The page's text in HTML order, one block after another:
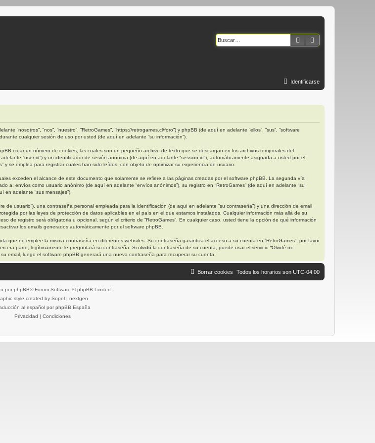
Buscar
Identificarse
“nosotros”, “nos”, “nuestro”, “RetroGames”, “https://retrogames.cl/foro”) y phpBB (de aquí en adelante “ellos”, “sus”, “software
cualquier sesión de uso por usted (de aquí en adelante “su información”).
crear un número de cookies, las cuales son un pequeño archivo de texto que se descargan en los archivos temporales del
“user-id”) y un identificador de sesión anónima (de aquí en adelante “session-id”), automáticamente asignada a usted por el
se emplea para registrar cuales han sido leídos, con objeto de optimizar su experiencia de usuario.
exceden el alcance de este documento que solamente se refiere a las páginas creadas por el software phpBB. La segunda vía
a: envíos como usuario anónimo (de aquí en adelante “envíos anónimos”), su registro en “RetroGames” (de aquí en adelante “su
en adelante “sus mensajes”).
usuario”), una contraseña personal empleada para la identificación (de aquí en adelante “su contraseña”) y una dirección de email
por las leyes de protección de datos aplicables en el país en el que estamos instalados. Cualquier información más allá de su
de registro será obligatoria u opcional, según el criterio de “RetroGames”. En cualquier caso, usted tiene la opción de qué información
los emails generados automáticamente por el software phpBB.
que no emplee la misma contraseña en diferentes websites. Su contraseña garantiza el acceso a su cuenta en “RetroGames”, por favor
parte, legítimamente le preguntará su contraseña. Si olvidó la contraseña de su cuenta, puede usar el servicio “Olvidé mi
email, luego el software phpBB generará una nueva contraseña para recuperar su cuenta.
Todos los horarios son UTC-04:00
Borrar cookies
por phpBB® Forum Software © phpBB Limited
style created by Sopel| nextgen
al español por phpBB España
Privacidad | Condiciones